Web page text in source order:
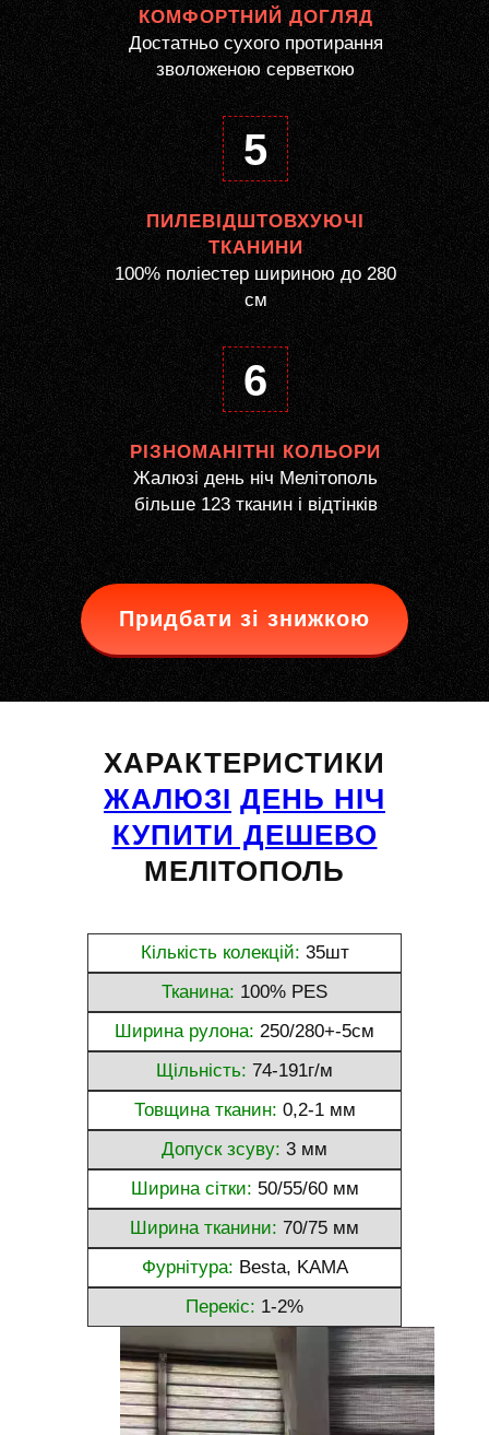
КОМФОРТНИЙ ДОГЛЯД
Достатньо сухого протирання
зволоженою серветкою
5
ПИЛЕВІДШТОВХУЮЧІ
ТКАНИНИ
100% поліестер шириною до 280
см
6
РІЗНОМАНІТНІ КОЛЬОРИ
Жалюзі день ніч Мелітополь
більше 123 тканин і відтінків
Придбати зі знижкою
ХАРАКТЕРИСТИКИ
ЖАЛЮЗІ ДЕНЬ НІЧ
КУПИТИ ДЕШЕВО
МЕЛІТОПОЛЬ
Кількість колекцій: 35шт
Тканина: 100% PES
Ширина рулона: 250/280+-5см
Щільність: 74-191г/м
Товщина тканин: 0,2-1 мм
Допуск зсуву: 3 мм
Ширина сітки: 50/55/60 мм
Ширина тканини: 70/75 мм
Фурнітура: Besta, KAMA
Перекіс: 1-2%